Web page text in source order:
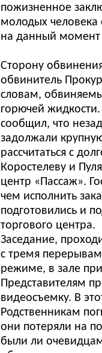
пожизненное
молодых человека
на данный момент
Сторону
обвинитель
словам,
горючей
сообщил, что
задолжали
рассчитаться с
Коростелеву и
центр «Пассаж».
чем исполнить
подготовились и
торгового центра.
Заседание,
с тремя
режиме, в зале
Представителям
видеосъемку. В
Родственникам
они потеряли на
были ли